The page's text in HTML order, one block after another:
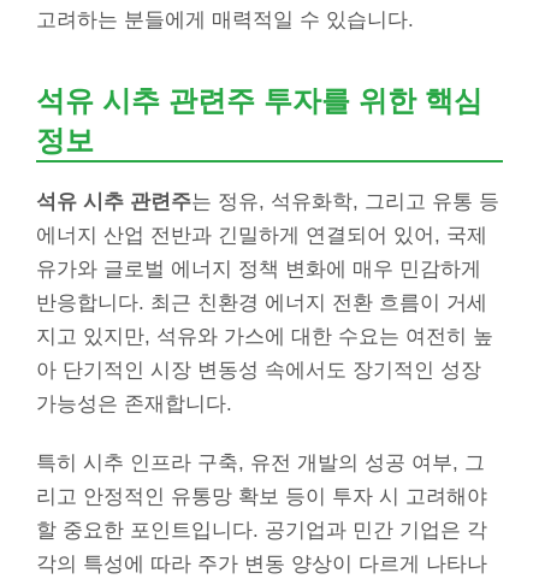
고려하는 분들에게 매력적일 수 있습니다.
석유 시추 관련주 투자를 위한 핵심
정보
석유 시추 관련주는 정유, 석유화학, 그리고 유통 등
에너지 산업 전반과 긴밀하게 연결되어 있어, 국제
유가와 글로벌 에너지 정책 변화에 매우 민감하게
반응합니다. 최근 친환경 에너지 전환 흐름이 거세
지고 있지만, 석유와 가스에 대한 수요는 여전히 높
아 단기적인 시장 변동성 속에서도 장기적인 성장
가능성은 존재합니다.
특히 시추 인프라 구축, 유전 개발의 성공 여부, 그
리고 안정적인 유통망 확보 등이 투자 시 고려해야
할 중요한 포인트입니다. 공기업과 민간 기업은 각
각의 특성에 따라 주가 변동 양상이 다르게 나타나